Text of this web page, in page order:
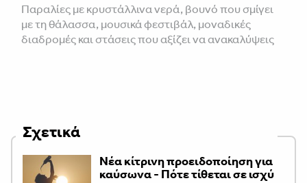
Παραλίες με κρυστάλλινα νερά, βουνό που σμίγει
με τη θάλασσα, μουσικά φεστιβάλ, μοναδικές
διαδρομές και στάσεις που αξίζει να ανακαλύψεις
Σχετικά
Νέα κίτρινη προειδοποίηση για
καύσωνα - Πότε τίθεται σε ισχύ